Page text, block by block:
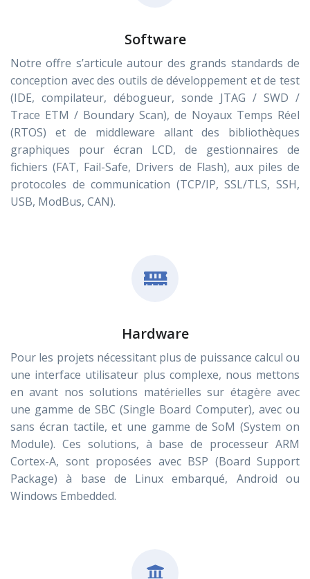
Software
Notre offre s’articule autour des grands standards de
conception avec des outils de développement et de test
(IDE, compilateur, débogueur, sonde JTAG / SWD /
Trace ETM / Boundary Scan), de Noyaux Temps Réel
(RTOS) et de middleware allant des bibliothèques
graphiques pour écran LCD, de gestionnaires de
fichiers (FAT, Fail-Safe, Drivers de Flash), aux piles de
protocoles de communication (TCP/IP, SSL/TLS, SSH,
USB, ModBus, CAN).
Hardware
Pour les projets nécessitant plus de puissance calcul ou
une interface utilisateur plus complexe, nous mettons
en avant nos solutions matérielles sur étagère avec
une gamme de SBC (Single Board Computer), avec ou
sans écran tactile, et une gamme de SoM (System on
Module). Ces solutions, à base de processeur ARM
Cortex-A, sont proposées avec BSP (Board Support
Package) à base de Linux embarqué, Android ou
Windows Embedded.